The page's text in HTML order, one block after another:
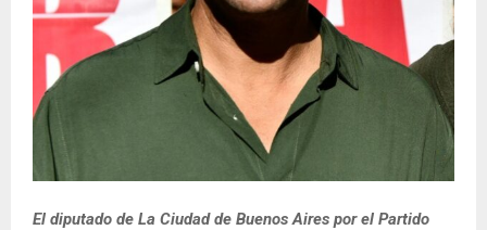
El diputado de La Ciudad de Buenos Aires por el Partido